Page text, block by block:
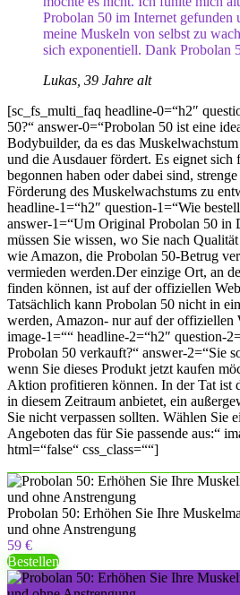
Probolan 50 im Internet gefunden
meine Muskeln von selbst zu
sich exponentiell. Dank Probolan
Lukas, 39 Jahre alt
[sc_fs_multi_faq headline-0=“h2″
50?“ answer-0=“Probolan 50 ist eine
Bodybuilder, da es das
und die Ausdauer fördert. Es eignet sich
begonnen haben oder dabei sind,
Förderung des Muskelwachstums zu
headline-1=“h2″ question-1=“Wie
answer-1=“Um Original Probolan 50 in
müssen Sie wissen, wo Sie nach
wie Amazon, die Probolan 50-Betrug
vermieden werden.Der einzige Ort, an
finden können, ist auf der offiziellen
Tatsächlich kann Probolan 50 nicht in
werden, Amazon- nur auf der offiziellen
image-1=““ headline-2=“h2″ question-
Probolan 50 verkauft?“ answer-2=“Sie
wenn Sie dieses Produkt jetzt kaufen
Aktion profitieren können. In der Tat ist
in diesem Zeitraum anbietet, ein
Sie nicht verpassen sollten. Wählen Sie
Angeboten das für Sie passende aus:“
html=“false“ css_class=““]
Probolan 50: Erhöhen Sie Ihre
und ohne Anstrengung
59 €
Bestellen